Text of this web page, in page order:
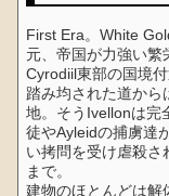
First Era。White
元、帝国が力強い繁
Cyrodiil東部の国境
踏み均された道か
地。そうIvellonは完
徒やAyleidの捕虜達
い拷問を受け虐殺さ
まで。
建物のほとんどは解